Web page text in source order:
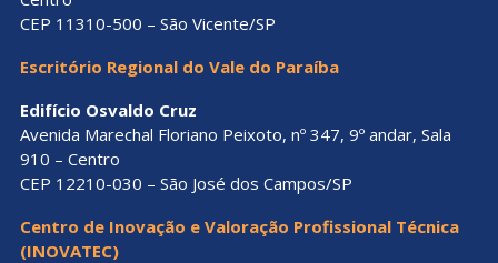
CEP 11310-500 – São Vicente/SP
Escritório Regional do Vale do Paraíba
Edifício Osvaldo Cruz
Avenida Marechal Floriano Peixoto, nº 347, 9º andar, Sala
910 – Centro
CEP 12210-030 – São José dos Campos/SP
Centro de Inovação e Valoração Profissional Técnica
(INOVATEC)